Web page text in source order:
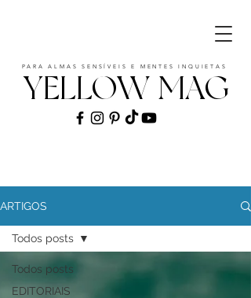
YELLOW MAG
PARA ALMAS SENSÍVEIS E MENTES INQUIETAS
ARTIGOS
Todos posts
EDITORIAIS
Todos posts